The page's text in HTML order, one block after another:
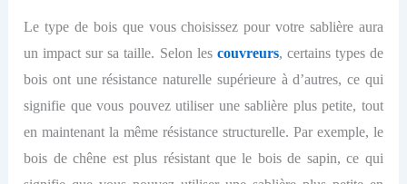
Le type de bois que vous choisissez pour votre sablière aura
un impact sur sa taille. Selon lescouvreurs, certains types de
bois ont une résistance naturelle supérieure à d’autres, ce qui
signifie que vous pouvez utiliser une sablière plus petite, tout
en maintenant la même résistance structurelle. Par exemple, le
bois de chêne est plus résistant que le bois de sapin, ce qui